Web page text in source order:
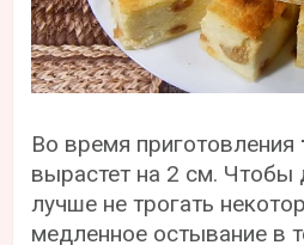
Во время приготовления
вырастет на 2 см. Чтобы
лучше не трогать
медленное остывание в